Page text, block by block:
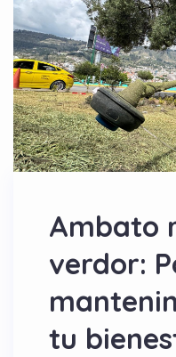
Ambato
verdor:
tu